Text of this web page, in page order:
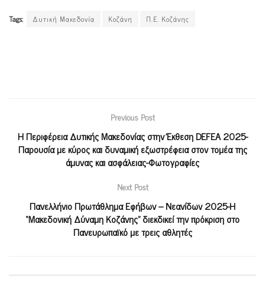
Tags: Δυτική Μακεδονία Κοζάνη Π.Ε. Κοζάνης
Previous Post
Η Περιφέρεια Δυτικής Μακεδονίας στην Έκθεση DEFEA 2025-
Παρουσία με κύρος και δυναμική εξωστρέφεια στον τομέα της
άμυνας και ασφάλειας-Φωτογραφίες
Next Post
Πανελλήνιο Πρωτάθλημα Εφήβων – Νεανίδων 2025-Η
“Μακεδονική Δύναμη Κοζάνης” διεκδικεί την πρόκριση στο
Πανευρωπαϊκό με τρεις αθλητές